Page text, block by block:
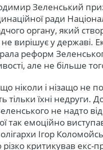
Зеленський
ради
органу, який
вирішує у державі.
реформ
але не більше
ніколи і нізащо не
тільки їхні недруги.
не надто
так емоційно
Ігор
критикував екс-